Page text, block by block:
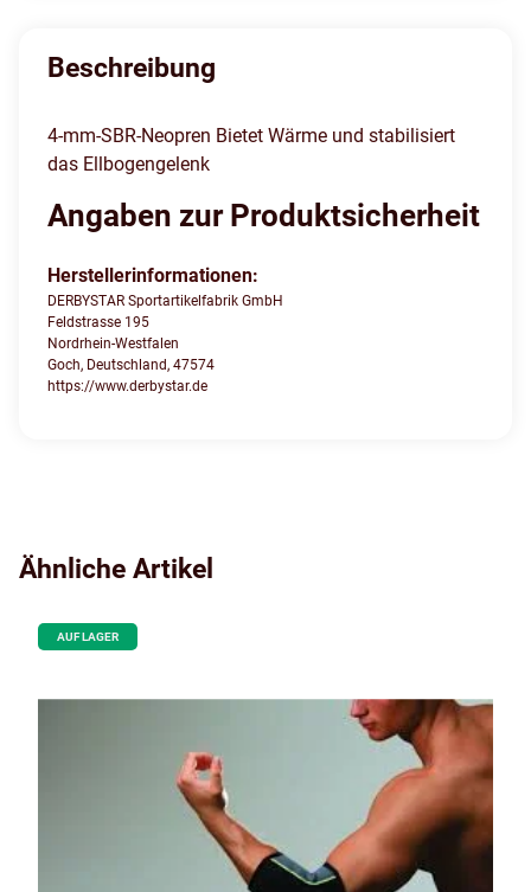
Beschreibung
4-mm-SBR-Neopren Bietet Wärme und stabilisiert
das Ellbogengelenk
Angaben zur Produktsicherheit
Herstellerinformationen:
DERBYSTAR Sportartikelfabrik GmbH
Feldstrasse 195
Nordrhein-Westfalen
Goch, Deutschland, 47574
https://www.derbystar.de
Ähnliche Artikel
AUF LAGER